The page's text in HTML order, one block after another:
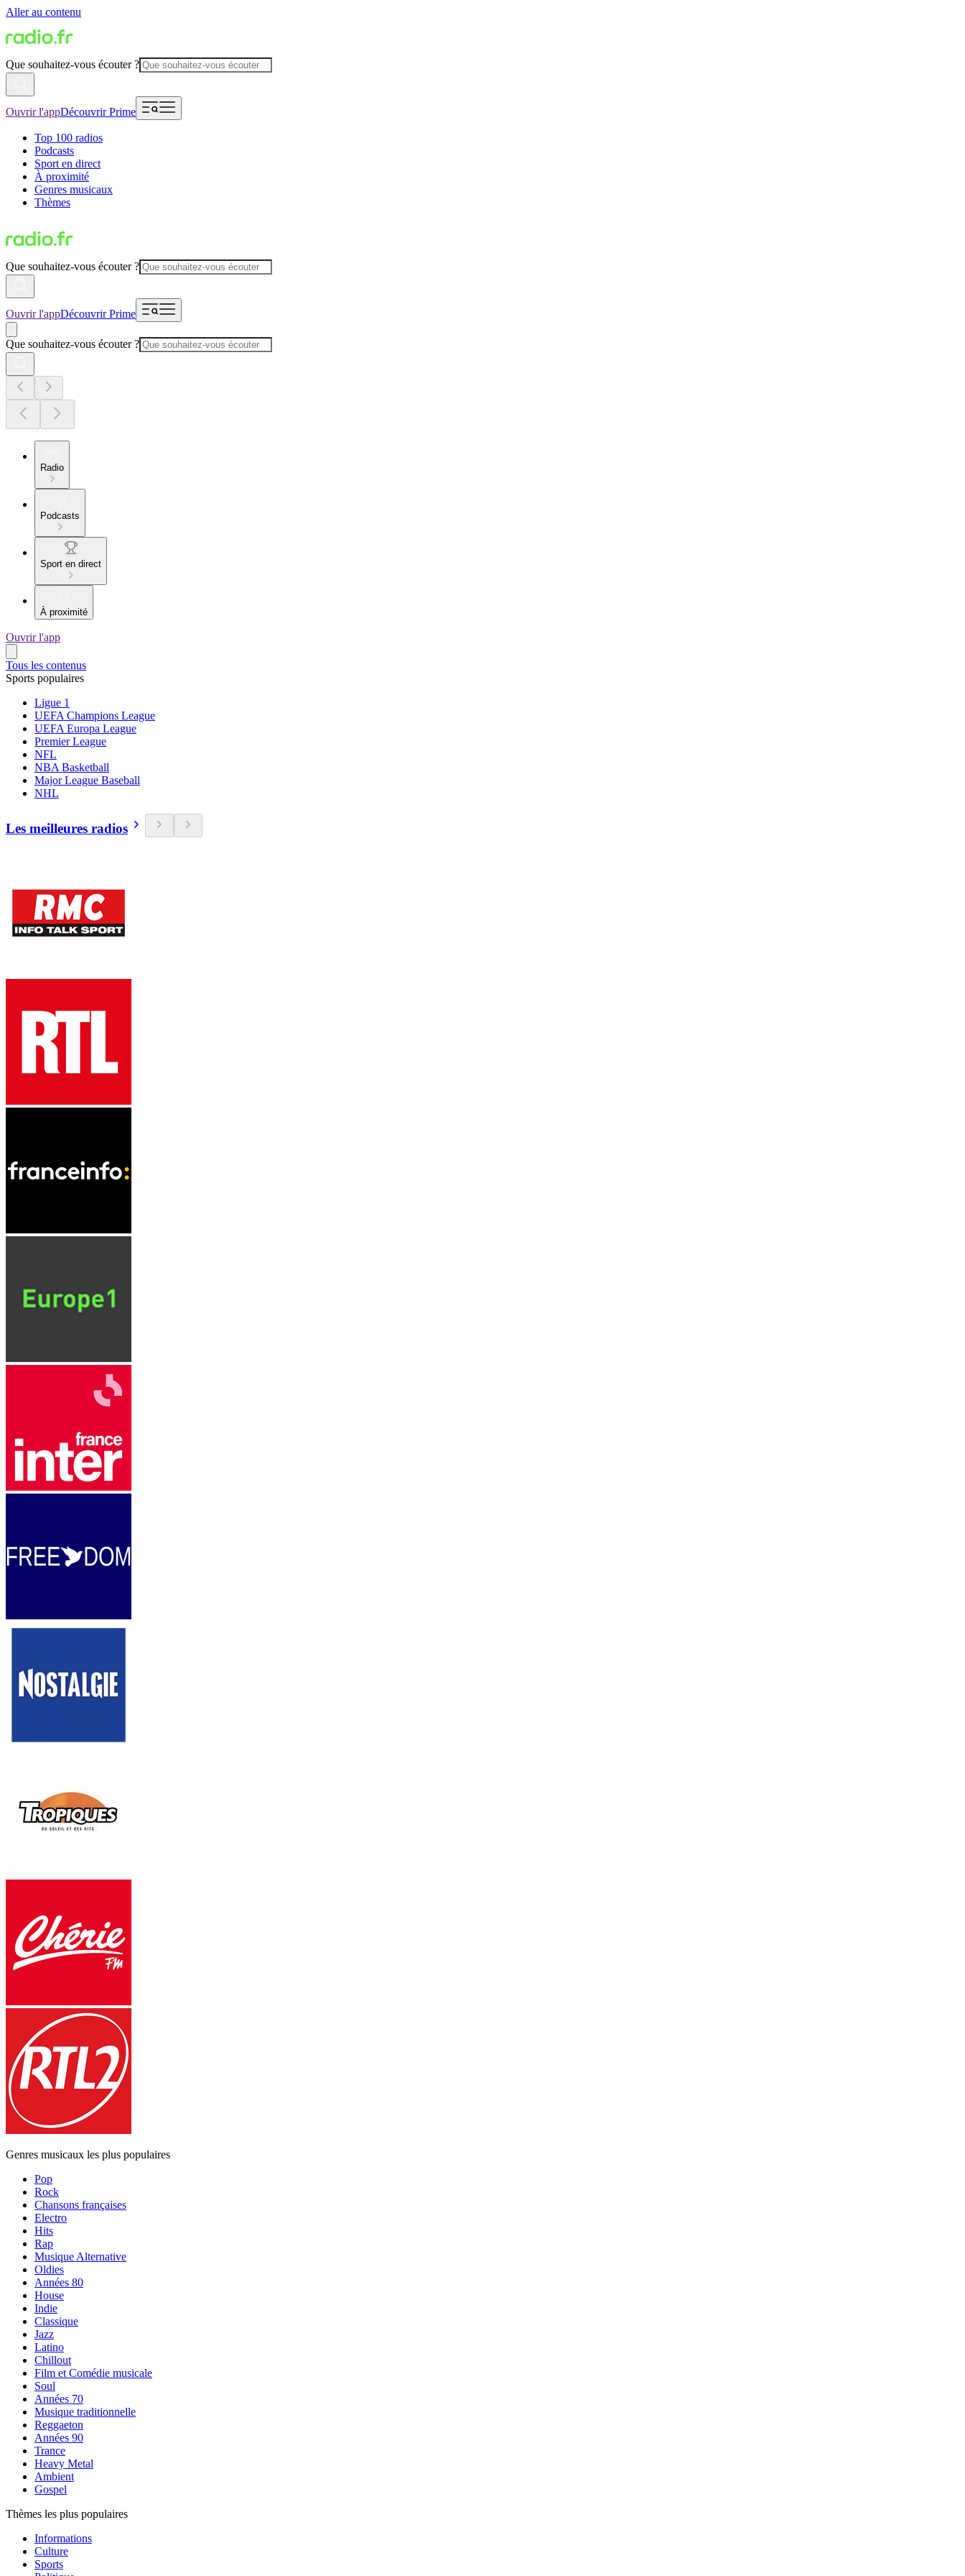
Aller au contenu
Que souhaitez-vous écouter ?
Ouvrir l'appDécouvrir Prime
Top 100 radios
Podcasts
Sport en direct
À proximité
Genres musicaux
Thèmes
Que souhaitez-vous écouter ?
Ouvrir l'appDécouvrir Prime
Que souhaitez-vous écouter ?
Radio
Podcasts
Sport en direct
À proximité
Ouvrir l'app
Tous les contenus
Sports populaires
Ligue 1
UEFA Champions League
UEFA Europa League
Premier League
NFL
NBA Basketball
Major League Baseball
NHL
Les meilleures radios
Genres musicaux les plus populaires
Pop
Rock
Chansons françaises
Electro
Hits
Rap
Musique Alternative
Oldies
Années 80
House
Indie
Classique
Jazz
Latino
Chillout
Film et Comédie musicale
Soul
Années 70
Musique traditionnelle
Reggaeton
Années 90
Trance
Heavy Metal
Ambient
Gospel
Thèmes les plus populaires
Informations
Culture
Sports